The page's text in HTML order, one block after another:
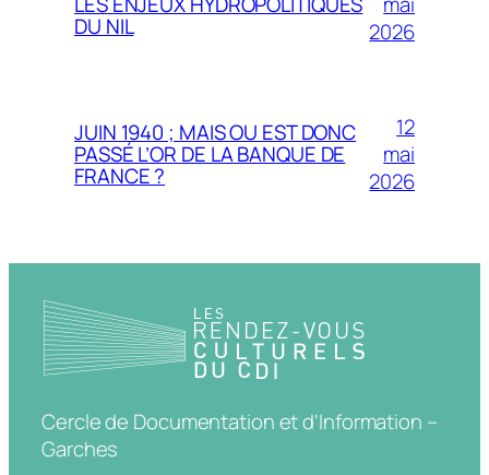
DU NIL
2026
JUIN 1940 ; MAIS OU EST DONC
PASSÉ L’OR DE LA BANQUE DE
FRANCE ?
12
mai
2026
Cercle de Documentation et d'Information –
Garches